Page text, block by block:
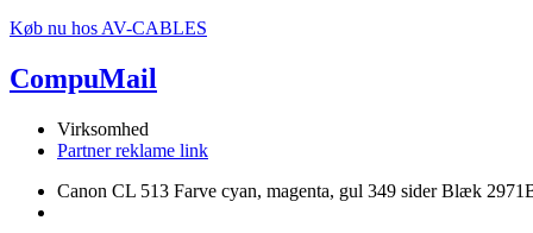
Køb nu hos AV-CABLES
CompuMail
Virksomhed
Partner reklame link
Canon CL 513 Farve cyan, magenta, gul 349 sider Blæk